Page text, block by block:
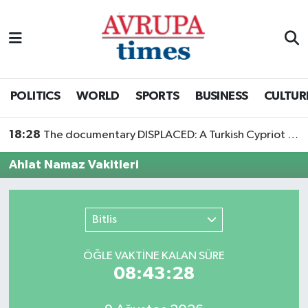
POLITICS WORLD SPORTS BUSINESS
18:28 The documentary DISPLACED: A Turkish Cypriot Story is now available to watch
Ahlat Namaz Vakitleri
Bitlis
ÖĞLE VAKTİNE KALAN SÜRE
08:43:28
Nöbetçi Eczaneler
Süper Lig Puan Durumu ve Fikstür
Son Dakika Haberleri